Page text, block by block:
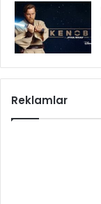
Reklamlar